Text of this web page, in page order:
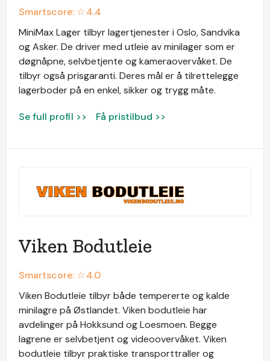
Smartscore: ☆4.4
MiniMax Lager tilbyr lagertjenester i Oslo, Sandvika
og Asker. De driver med utleie av minilager som er
døgnåpne, selvbetjente og kameraovervåket. De
tilbyr også prisgaranti. Deres mål er å tilrettelegge
lagerboder på en enkel, sikker og trygg måte.
Se full profil >> Få pristilbud >>
Viken Bodutleie
Smartscore: ☆4.0
Viken Bodutleie tilbyr både tempererte og kalde
minilagre på Østlandet. Viken bodutleie har
avdelinger på Hokksund og Loesmoen. Begge
lagrene er selvbetjent og videoovervåket. Viken
bodutleie tilbyr praktiske transporttraller og